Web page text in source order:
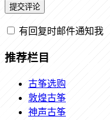
有回复时邮件通知我
推荐栏目
古筝选购
敦煌古筝
神声古筝